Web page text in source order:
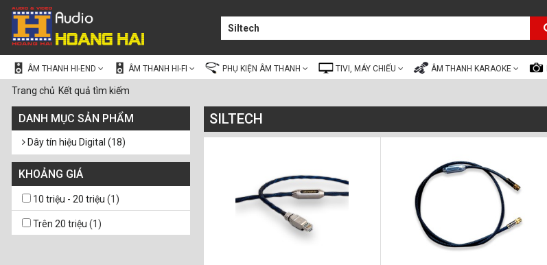
ÂM THANH HI-END ÂM THANH HI-FI PHỤ KIỆN ÂM THANH TIVI, MÁY CHIẾU ÂM THANH KARAOKE
Trang chủ Kết quả tìm kiếm
DANH MỤC SẢN PHẨM
Dây tín hiệu Digital (18)
KHOẢNG GIÁ
10 triệu - 20 triệu (1)
Trên 20 triệu (1)
SILTECH